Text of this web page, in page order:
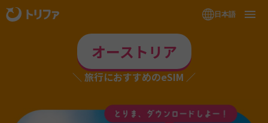
日本語
オーストリア
旅行におすすめのeSIM